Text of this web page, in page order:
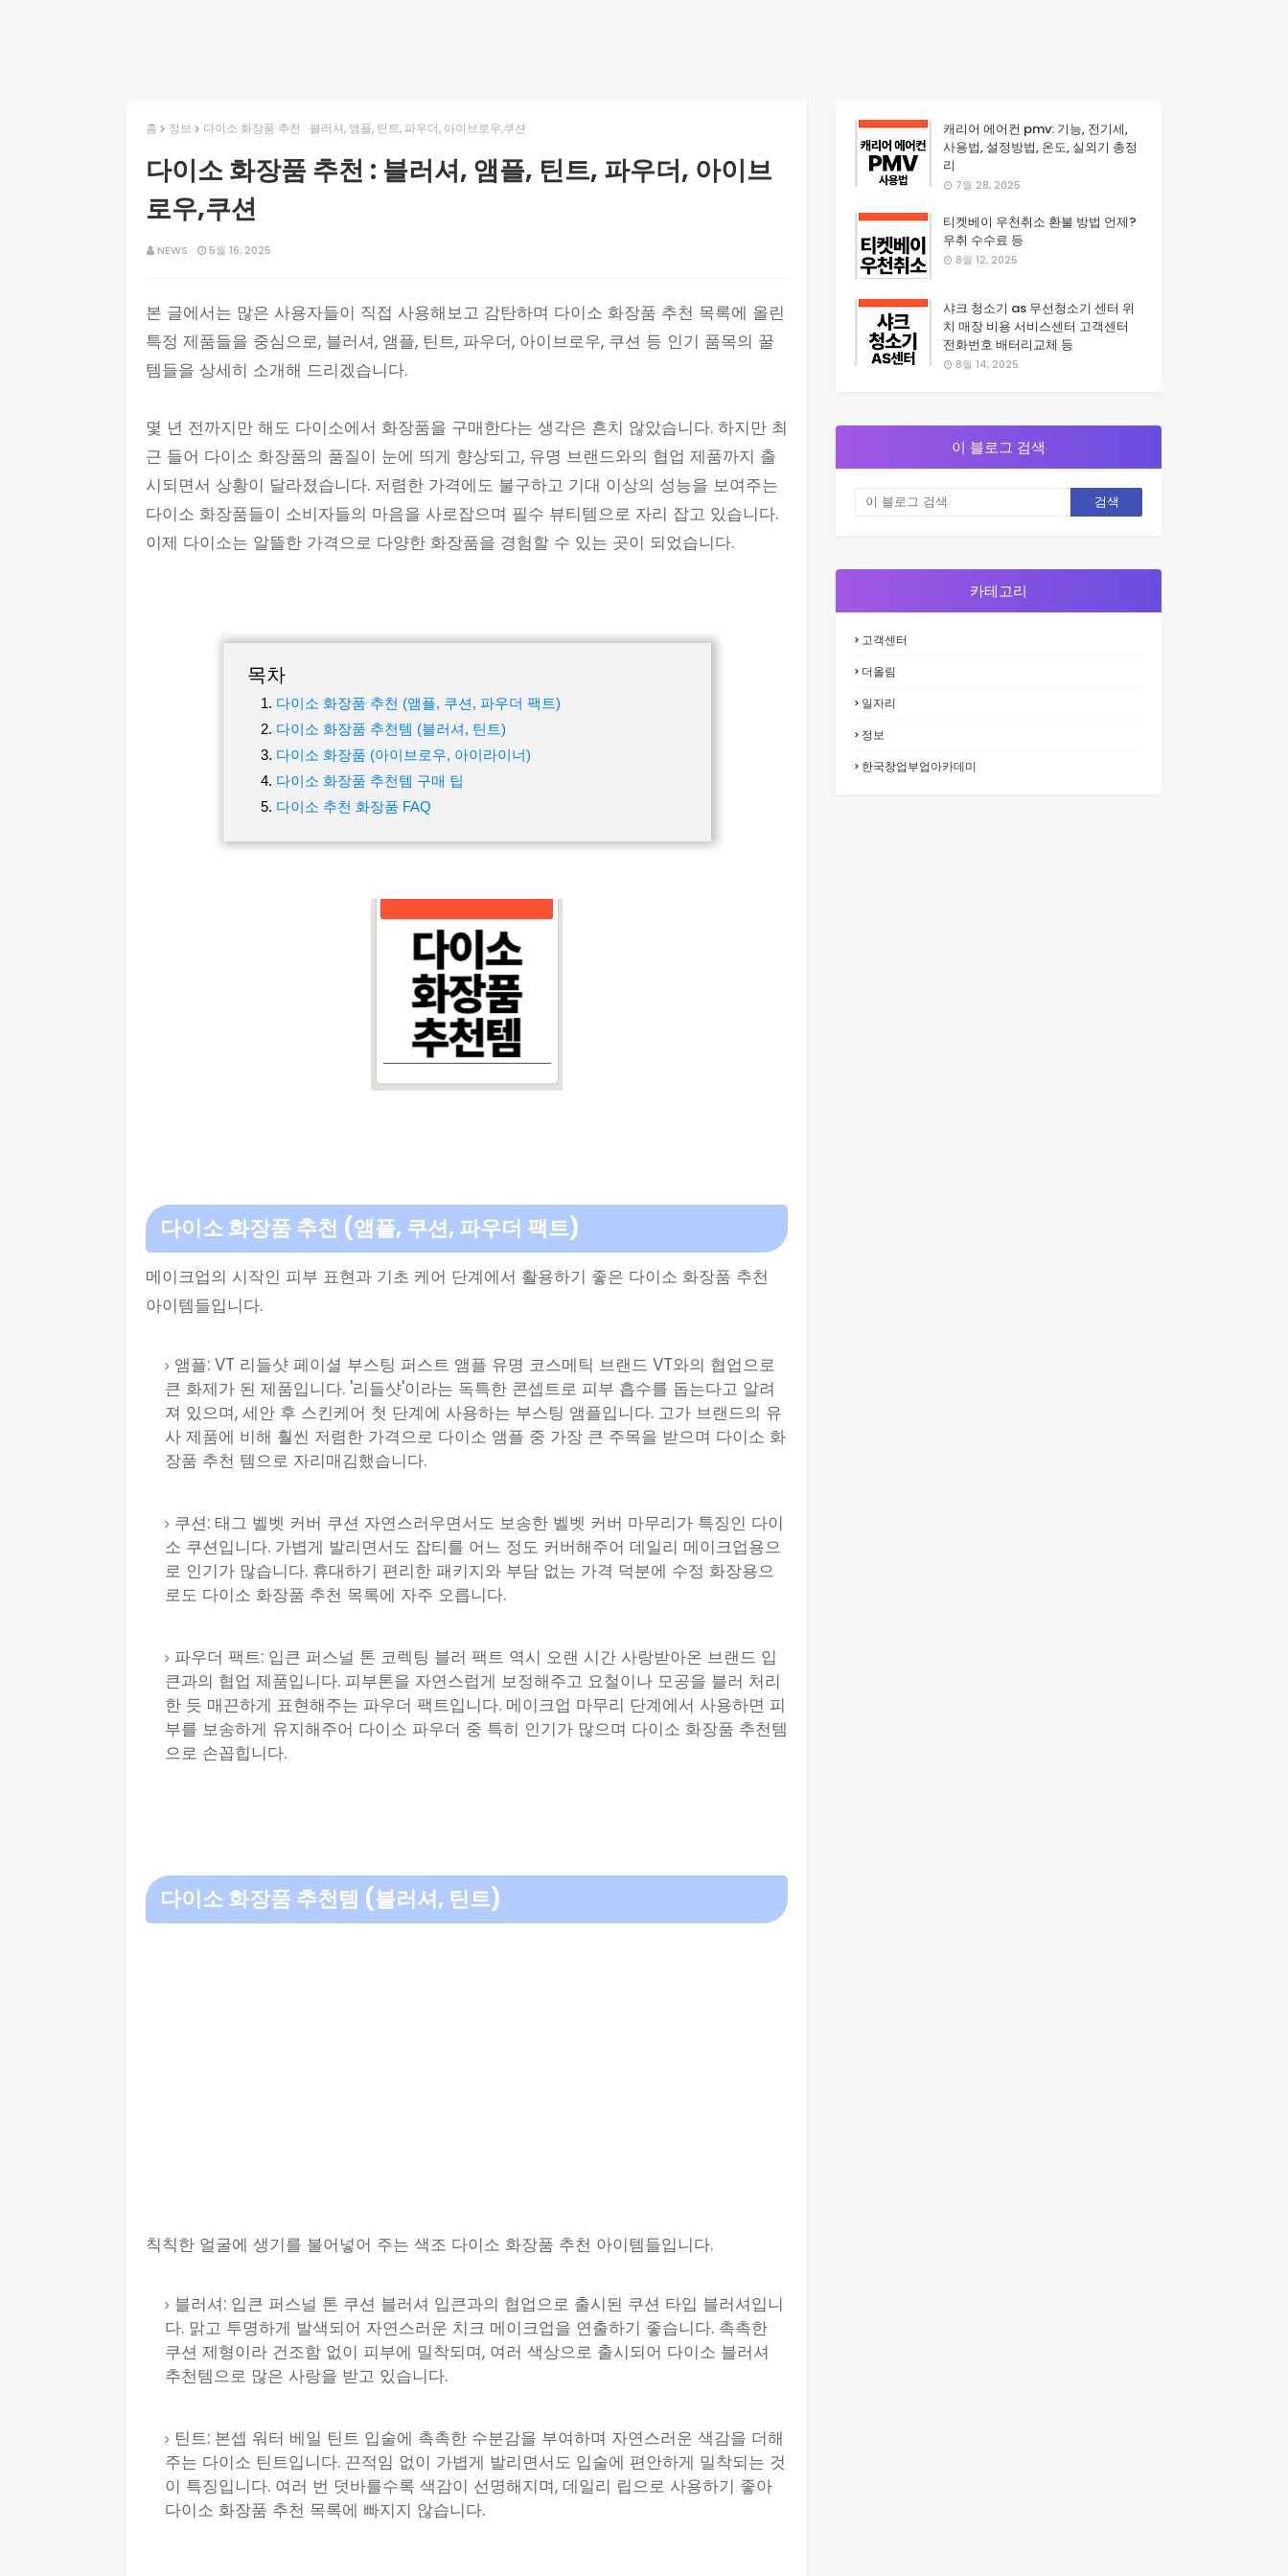
홈 정보 다이소 화장품 추천 : 블러셔, 앰플, 틴트, 파우더, 아이브로우,쿠션
다이소 화장품 추천 : 블러셔, 앰플, 틴트, 파우더, 아이브
로우,쿠션
NEWS 5월 16, 2025
본 글에서는 많은 사용자들이 직접 사용해보고 감탄하며 다이소 화장품 추천 목록에 올린
특정 제품들을 중심으로, 블러셔, 앰플, 틴트, 파우더, 아이브로우, 쿠션 등 인기 품목의 꿀
템들을 상세히 소개해 드리겠습니다.
몇 년 전까지만 해도 다이소에서 화장품을 구매한다는 생각은 흔치 않았습니다. 하지만 최
근 들어 다이소 화장품의 품질이 눈에 띄게 향상되고, 유명 브랜드와의 협업 제품까지 출
시되면서 상황이 달라졌습니다. 저렴한 가격에도 불구하고 기대 이상의 성능을 보여주는
다이소 화장품들이 소비자들의 마음을 사로잡으며 필수 뷰티템으로 자리 잡고 있습니다.
이제 다이소는 알뜰한 가격으로 다양한 화장품을 경험할 수 있는 곳이 되었습니다.
목차
다이소 화장품 추천 (앰플, 쿠션, 파우더 팩트)
다이소 화장품 추천템 (블러셔, 틴트)
다이소 화장품 (아이브로우, 아이라이너)
다이소 화장품 추천템 구매 팁
다이소 추천 화장품 FAQ
다이소 화장품 추천 (앰플, 쿠션, 파우더 팩트)
메이크업의 시작인 피부 표현과 기초 케어 단계에서 활용하기 좋은 다이소 화장품 추천
아이템들입니다.
앰플: VT 리들샷 페이셜 부스팅 퍼스트 앰플 유명 코스메틱 브랜드 VT와의 협업으로
큰 화제가 된 제품입니다. '리들샷'이라는 독특한 콘셉트로 피부 흡수를 돕는다고 알려
져 있으며, 세안 후 스킨케어 첫 단계에 사용하는 부스팅 앰플입니다. 고가 브랜드의 유
사 제품에 비해 훨씬 저렴한 가격으로 다이소 앰플 중 가장 큰 주목을 받으며 다이소 화
장품 추천 템으로 자리매김했습니다.
쿠션: 태그 벨벳 커버 쿠션 자연스러우면서도 보송한 벨벳 커버 마무리가 특징인 다이
소 쿠션입니다. 가볍게 발리면서도 잡티를 어느 정도 커버해주어 데일리 메이크업용으
로 인기가 많습니다. 휴대하기 편리한 패키지와 부담 없는 가격 덕분에 수정 화장용으
로도 다이소 화장품 추천 목록에 자주 오릅니다.
파우더 팩트: 입큰 퍼스널 톤 코렉팅 블러 팩트 역시 오랜 시간 사랑받아온 브랜드 입
큰과의 협업 제품입니다. 피부톤을 자연스럽게 보정해주고 요철이나 모공을 블러 처리
한 듯 매끈하게 표현해주는 파우더 팩트입니다. 메이크업 마무리 단계에서 사용하면 피
부를 보송하게 유지해주어 다이소 파우더 중 특히 인기가 많으며 다이소 화장품 추천템
으로 손꼽힙니다.
다이소 화장품 추천템 (블러셔, 틴트)
칙칙한 얼굴에 생기를 불어넣어 주는 색조 다이소 화장품 추천 아이템들입니다.
블러셔: 입큰 퍼스널 톤 쿠션 블러셔 입큰과의 협업으로 출시된 쿠션 타입 블러셔입니
다. 맑고 투명하게 발색되어 자연스러운 치크 메이크업을 연출하기 좋습니다. 촉촉한
쿠션 제형이라 건조함 없이 피부에 밀착되며, 여러 색상으로 출시되어 다이소 블러셔
추천템으로 많은 사랑을 받고 있습니다.
틴트: 본셉 워터 베일 틴트 입술에 촉촉한 수분감을 부여하며 자연스러운 색감을 더해
주는 다이소 틴트입니다. 끈적임 없이 가볍게 발리면서도 입술에 편안하게 밀착되는 것
이 특징입니다. 여러 번 덧바를수록 색감이 선명해지며, 데일리 립으로 사용하기 좋아
다이소 화장품 추천 목록에 빠지지 않습니다.
캐리어 에어컨 pmv: 기능, 전기세,
사용법, 설정방법, 온도, 실외기 총정
리
7월 28, 2025
티켓베이 우천취소 환불 방법 언제?
우취 수수료 등
8월 12, 2025
샤크 청소기 as 무선청소기 센터 위
치 매장 비용 서비스센터 고객센터
전화번호 배터리교체 등
8월 14, 2025
이 블로그 검색
카테고리
고객센터
더올림
일자리
정보
한국창업부업아카데미